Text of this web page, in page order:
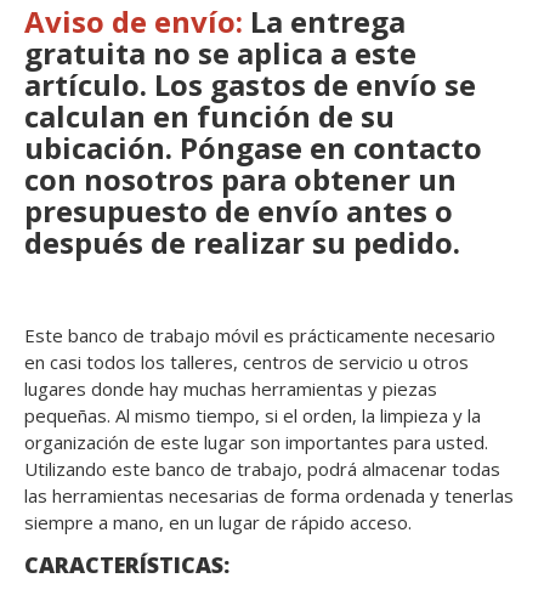
Aviso de envío: La entrega
gratuita no se aplica a este
artículo. Los gastos de envío se
calculan en función de su
ubicación. Póngase en contacto
con nosotros para obtener un
presupuesto de envío antes o
después de realizar su pedido.
Este banco de trabajo móvil es prácticamente necesario
en casi todos los talleres, centros de servicio u otros
lugares donde hay muchas herramientas y piezas
pequeñas. Al mismo tiempo, si el orden, la limpieza y la
organización de este lugar son importantes para usted.
Utilizando este banco de trabajo, podrá almacenar todas
las herramientas necesarias de forma ordenada y tenerlas
siempre a mano, en un lugar de rápido acceso.
CARACTERÍSTICAS: